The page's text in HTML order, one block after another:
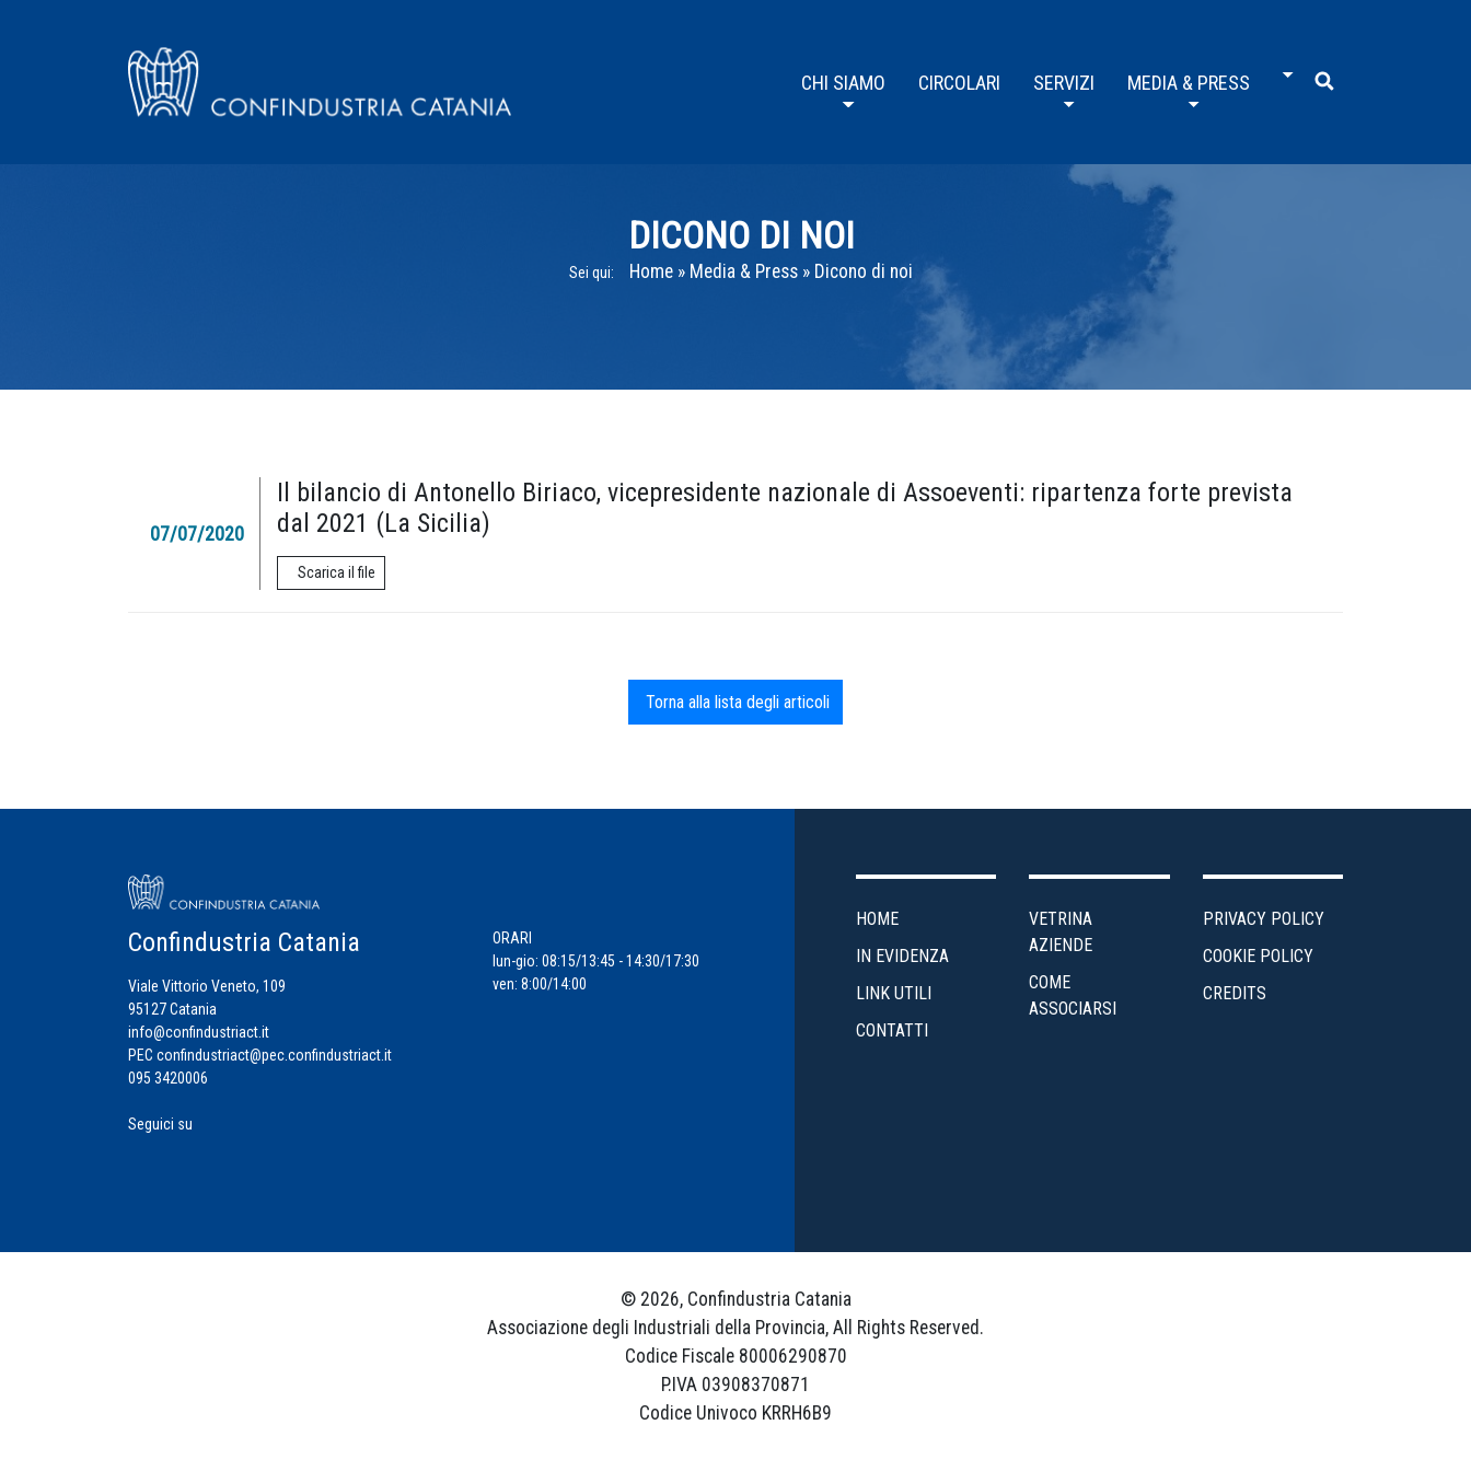
CHI SIAMO CIRCOLARI SERVIZI MEDIA & PRESS
DICONO DI NOI
Sei qui: Home » Media & Press » Dicono di noi
07/07/2020
Il bilancio di Antonello Biriaco, vicepresidente nazionale di Assoeventi: ripartenza forte prevista
dal 2021 (La Sicilia)
Scarica il file
Torna alla lista degli articoli
Confindustria Catania
Viale Vittorio Veneto, 109
95127 Catania
info@confindustriact.it
PEC confindustriact@pec.confindustriact.it
095 3420006
ORARI
lun-gio: 08:15/13:45 - 14:30/17:30
ven: 8:00/14:00
Seguici su
HOME
IN EVIDENZA
LINK UTILI
CONTATTI
VETRINA
AZIENDE
COME
ASSOCIARSI
PRIVACY POLICY
COOKIE POLICY
CREDITS
© 2026, Confindustria Catania
Associazione degli Industriali della Provincia, All Rights Reserved.
Codice Fiscale 80006290870
P.IVA 03908370871
Codice Univoco KRRH6B9